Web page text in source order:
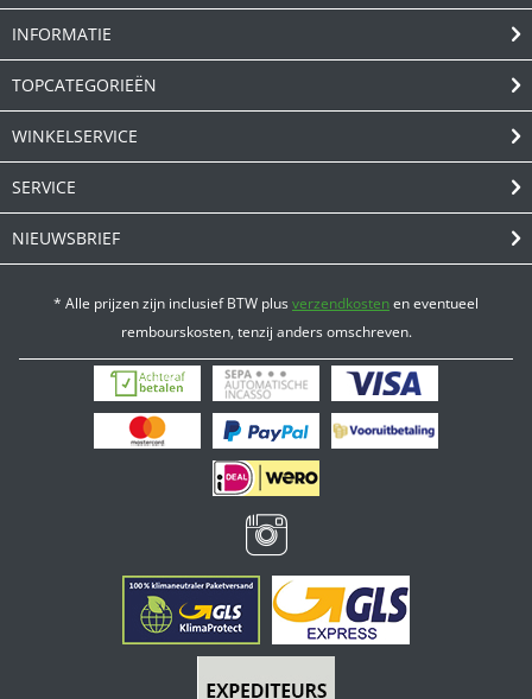
INFORMATIE
TOPCATEGORIEËN
WINKELSERVICE
SERVICE
NIEUWSBRIEF
* Alle prijzen zijn inclusief BTW plusverzendkostenen eventueel
rembourskosten, tenzij anders omschreven.